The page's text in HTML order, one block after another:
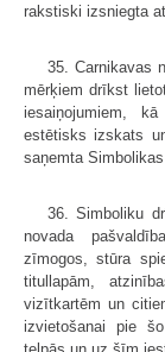
rakstiski izsniegta
35. Carnikavas
mērķiem drīkst
iesaiņojumiem,
estētisks izskats
saņemta
36. Simboliku
novada
zīmogos, stūra
titullapām,
vizītkartēm un
izvietošanai pie